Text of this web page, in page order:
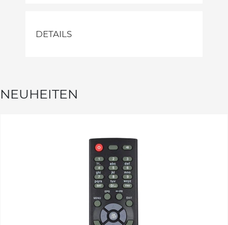
DETAILS
NEUHEITEN